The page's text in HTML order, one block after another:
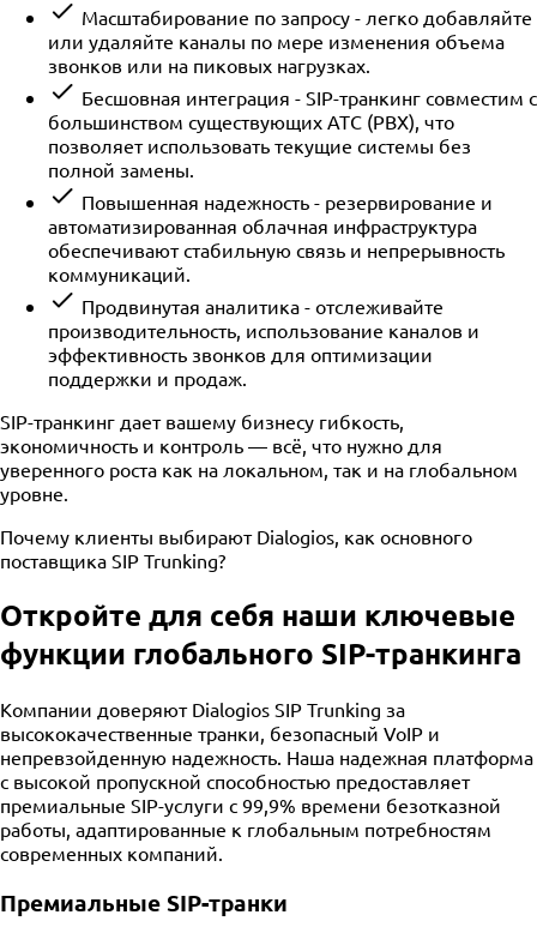
Масштабирование по запросу - легко добавляйте
или удаляйте каналы по мере изменения объема
звонков или на пиковых нагрузках.
Бесшовная интеграция - SIP-транкинг совместим с
большинством существующих АТС (PBX), что
позволяет использовать текущие системы без
полной замены.
Повышенная надежность - резервирование и
автоматизированная облачная инфраструктура
обеспечивают стабильную связь и непрерывность
коммуникаций.
Продвинутая аналитика - отслеживайте
производительность, использование каналов и
эффективность звонков для оптимизации
поддержки и продаж.
SIP-транкинг дает вашему бизнесу гибкость,
экономичность и контроль — всё, что нужно для
уверенного роста как на локальном, так и на глобальном
уровне.
Почему клиенты выбирают Dialogios, как основного
поставщика SIP Trunking?
Откройте для себя наши ключевые
функции глобального SIP-транкинга
Компании доверяют Dialogios SIP Trunking за
высококачественные транки, безопасный VoIP и
непревзойденную надежность. Наша надежная платформа
с высокой пропускной способностью предоставляет
премиальные SIP-услуги с 99,9% времени безотказной
работы, адаптированные к глобальным потребностям
современных компаний.
Премиальные SIP-транки